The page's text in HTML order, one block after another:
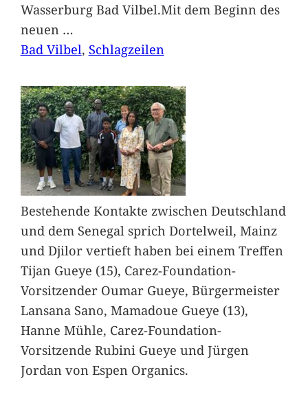
Wasserburg Bad Vilbel.Mit dem Beginn des
neuen …
Bad Vilbel, Schlagzeilen
Bestehende Kontakte zwischen Deutschland
und dem Senegal sprich Dortelweil, Mainz
und Djilor vertieft haben bei einem Treffen
Tijan Gueye (15), Carez-Foundation-
Vorsitzender Oumar Gueye, Bürgermeister
Lansana Sano, Mamadoue Gueye (13),
Hanne Mühle, Carez-Foundation-
Vorsitzende Rubini Gueye und Jürgen
Jordan von Espen Organics.